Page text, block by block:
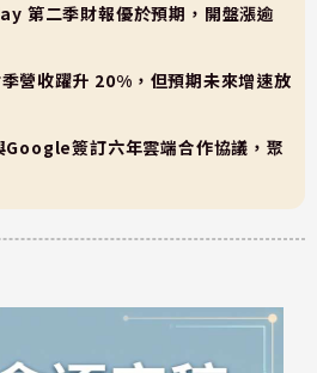
第二季財報優於預期，開盤漲逾
收躍升 20%，但預期未來增速放
簽訂六年雲端合作協議，聚